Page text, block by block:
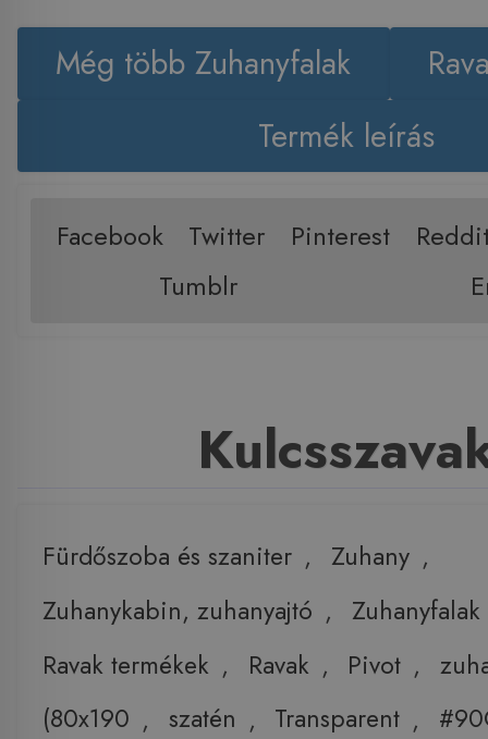
Még több Zuhanyfalak
Termék leírás
Facebook Twitter Pinterest
Tumblr
Fürdőszoba és szaniter , Zuhany ,
Zuhanykabin, zuhanyajtó ,
Zuhanyfalak
Ravak termékek , Ravak , Pivot ,
(80x190 , szatén , Transparent ,